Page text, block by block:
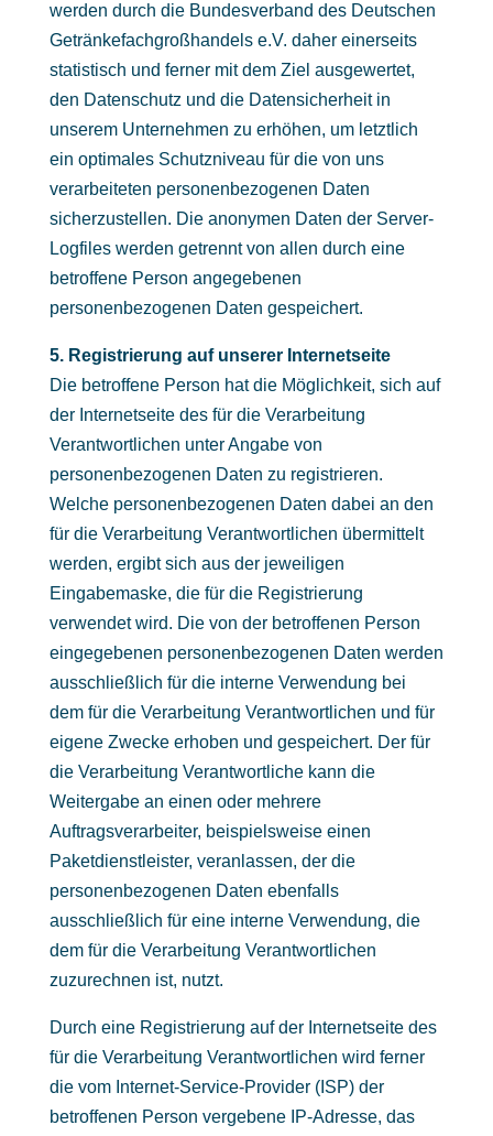
werden durch die Bundesverband des Deutschen
Getränkefachgroßhandels e.V. daher einerseits
statistisch und ferner mit dem Ziel ausgewertet,
den Datenschutz und die Datensicherheit in
unserem Unternehmen zu erhöhen, um letztlich
ein optimales Schutzniveau für die von uns
verarbeiteten personenbezogenen Daten
sicherzustellen. Die anonymen Daten der Server-
Logfiles werden getrennt von allen durch eine
betroffene Person angegebenen
personenbezogenen Daten gespeichert.
5. Registrierung auf unserer Internetseite
Die betroffene Person hat die Möglichkeit, sich auf
der Internetseite des für die Verarbeitung
Verantwortlichen unter Angabe von
personenbezogenen Daten zu registrieren.
Welche personenbezogenen Daten dabei an den
für die Verarbeitung Verantwortlichen übermittelt
werden, ergibt sich aus der jeweiligen
Eingabemaske, die für die Registrierung
verwendet wird. Die von der betroffenen Person
eingegebenen personenbezogenen Daten werden
ausschließlich für die interne Verwendung bei
dem für die Verarbeitung Verantwortlichen und für
eigene Zwecke erhoben und gespeichert. Der für
die Verarbeitung Verantwortliche kann die
Weitergabe an einen oder mehrere
Auftragsverarbeiter, beispielsweise einen
Paketdienstleister, veranlassen, der die
personenbezogenen Daten ebenfalls
ausschließlich für eine interne Verwendung, die
dem für die Verarbeitung Verantwortlichen
zuzurechnen ist, nutzt.
Durch eine Registrierung auf der Internetseite des
für die Verarbeitung Verantwortlichen wird ferner
die vom Internet-Service-Provider (ISP) der
betroffenen Person vergebene IP-Adresse, das